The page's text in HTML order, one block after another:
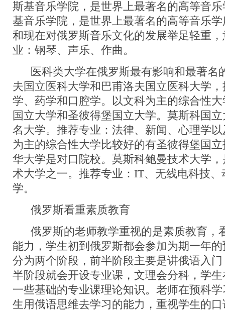
斯基音乐学院，是世界上最著名的高等音
基音乐学院，是世界上最著名的高等音乐
和现在对俄罗斯音乐文化的发展举足轻重
业：钢琴、声乐、作曲。
医科类大学在俄罗斯最有影响和最著名
夫国立医科大学和巴甫洛夫国立医科大学
学、药学和口腔学。以文科为主的综合性
国立大学和圣彼得堡国立大学。莫斯科国
名大学。推荐专业：法律、新闻、心理学
为主的综合性大学比较好的有圣彼得堡国
华大学是对口院校。莫斯科鲍曼技术大学
术大学之一。推荐专业：IT、无线电科技
学。
俄罗斯看重素质教育
俄罗斯的老师教学重视的是素质教育，
能力，学生初到俄罗斯都会参加为期一年
分为两个阶段，前半阶段主要是讲俄语入
半阶段就会开设专业课，文理会分科，学
一些基础的专业课理论知识。老师在预科
生用俄语思维去学习的能力，重视学生的